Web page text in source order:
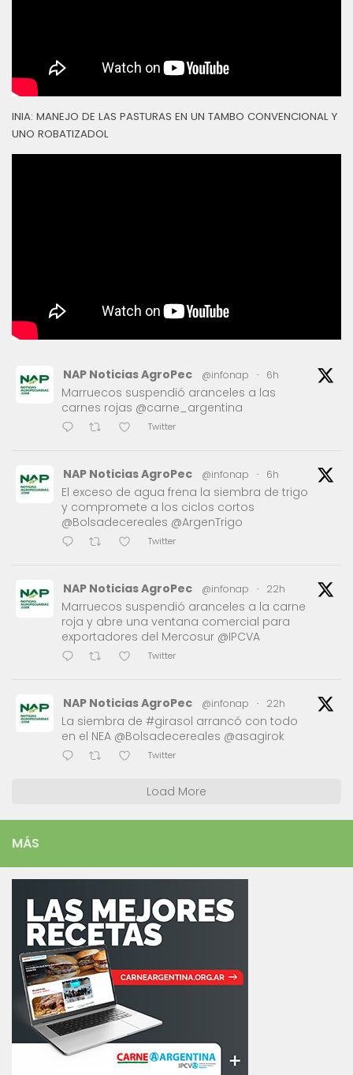
INIA: MANEJO DE LAS PASTURAS EN UN TAMBO CONVENCIONAL Y
UNO ROBATIZADOL
NAP Noticias AgroPec @infonap · 6h
Marruecos suspendió aranceles a las
carnes rojas @carne_argentina
Twitter
NAP Noticias AgroPec @infonap · 6h
El exceso de agua frena la siembra de trigo
y compromete a los ciclos cortos
@Bolsadecereales @ArgenTrigo
Twitter
NAP Noticias AgroPec @infonap · 22h
Marruecos suspendió aranceles a la carne
roja y abre una ventana comercial para
exportadores del Mercosur @IPCVA
Twitter
NAP Noticias AgroPec @infonap · 22h
La siembra de #girasol arrancó con todo
en el NEA @Bolsadecereales @asagirok
Twitter
Load More
MÁS